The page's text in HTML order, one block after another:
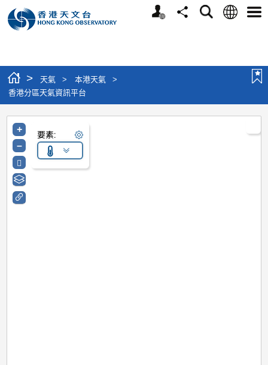
個人版網站
分享 搜尋 語言 選單
> 天氣 > 本港天氣
>
香港分區天氣資訊平台
要素:
+
–